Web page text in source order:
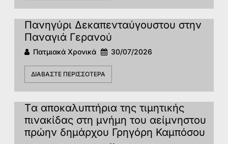
Πανηγύρι Δεκαπενταύγουστου στην
Παναγιά Γερανού
Πατμιακά Χρονικά 30/07/2026
ΔΙΑΒΆΣΤΕ ΠΕΡΙΣΣΌΤΕΡΑ
Tα αποκαλυπτήρια της τιμητικής
πινακίδας στη μνήμη του αείμνηστου
πρώην δημάρχου Γρηγόρη Καμπόσου